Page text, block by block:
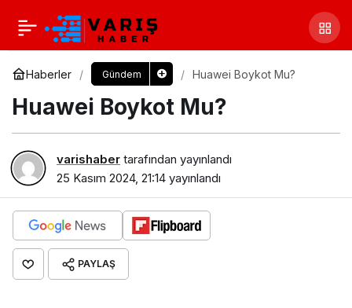
Haberler Gündem Huawei Boykot Mu?
Huawei Boykot Mu?
varishaber tarafından yayınlandı
25 Kasım 2024, 21:14 yayınlandı
PAYLAŞ